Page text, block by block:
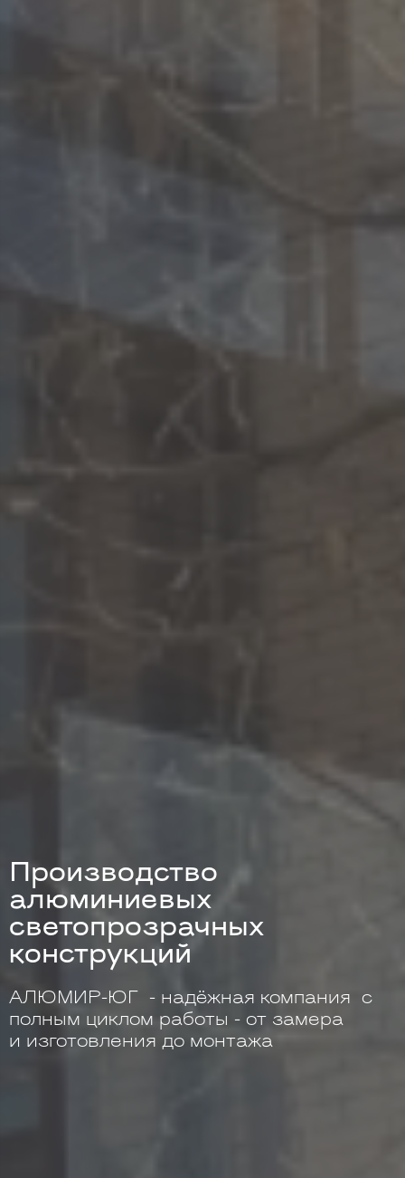
Производство
алюминиевых
светопрозрачных
конструкций
АЛЮМИР-ЮГ - надёжная компания с
полным циклом работы - от замера
и изготовления до монтажа